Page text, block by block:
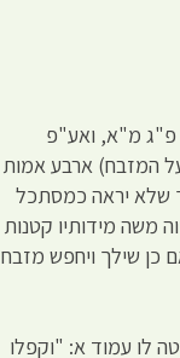
פ"ג מ"א, ואע"פ
המזבח) ארבע אמות
שלא יראה כמסתכל
משה מידותיו קטנות
כן שילך ויחפש מזבח
לו עמוד א: "וקפלו